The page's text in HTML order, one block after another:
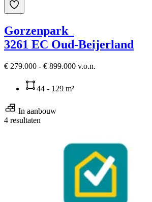
Gorzenpark
3261 EC Oud-Beijerland
€ 279.000 - € 899.000 v.o.n.
44 - 129 m²
In aanbouw
4 resultaten